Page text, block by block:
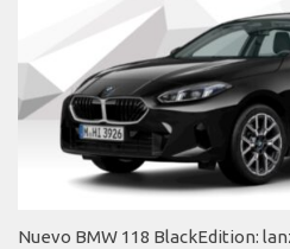
Nuevo BMW 118 BlackEdition: